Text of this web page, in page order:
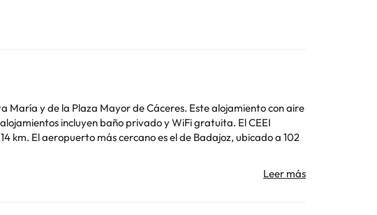
María y de la Plaza Mayor de Cáceres. Este alojamiento con aire
km. El aeropuerto más cercano es el de Badajoz, ubicado a 102